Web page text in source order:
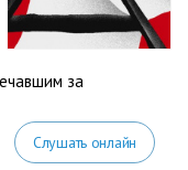
за
Слушать онлайн